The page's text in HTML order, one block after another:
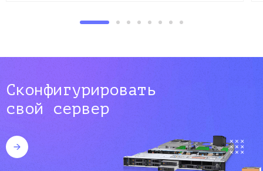
Сконфигурировать
свой сервер